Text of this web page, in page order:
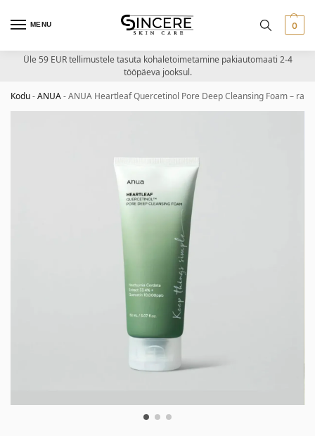
MENU 0
Üle 59 EUR tellimustele tasuta kohaletoimetamine pakiautomaati 2-4
tööpäeva jooksul.
Kodu-ANUA-ANUA Heartleaf Quercetinol Pore Deep Cleansing Foam –